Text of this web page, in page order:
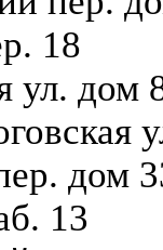
18
ул. дом
дом
13